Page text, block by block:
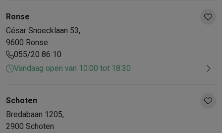
Ronse
César Snoecklaan 53,
9600 Ronse
055/20 86 10
Vandaag open van 10:00 tot 18:30
Schoten
Bredabaan 1205,
2900 Schoten